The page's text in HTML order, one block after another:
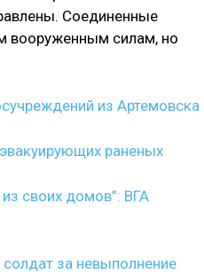
Соединенные
вооруженным силам, но
из Артемовска
раненых
своих домов”: ВГА
за невыполнение